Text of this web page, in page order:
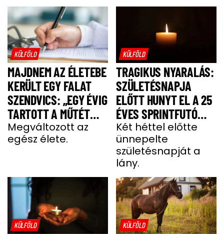
KÜLFÖLD
MAJDNEM AZ ÉLETEBE
KERÜLT EGY FALAT
SZENDVICS: „EGY ÉVIG
TARTOTT A MŰTÉT
UTÁNI FELÉPÜLÉS”
Megváltozott az
egész élete.
KÜLFÖLD
TRAGIKUS NYARALÁS:
SZÜLETÉSNAPJA
ELŐTT HUNYT EL A 25
ÉVES SPRINTFUTÓ
LÁNY
Két héttel előtte
ünnepelte
születésnapját a
lány.
KÜLFÖLD KÜLFÖLD